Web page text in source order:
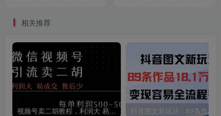
相关推荐
视频号卖二胡教程，利润大 易成交 售后少，一单利润5张+